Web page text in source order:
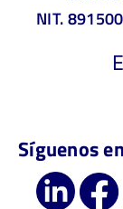
NIT.
Síguenos